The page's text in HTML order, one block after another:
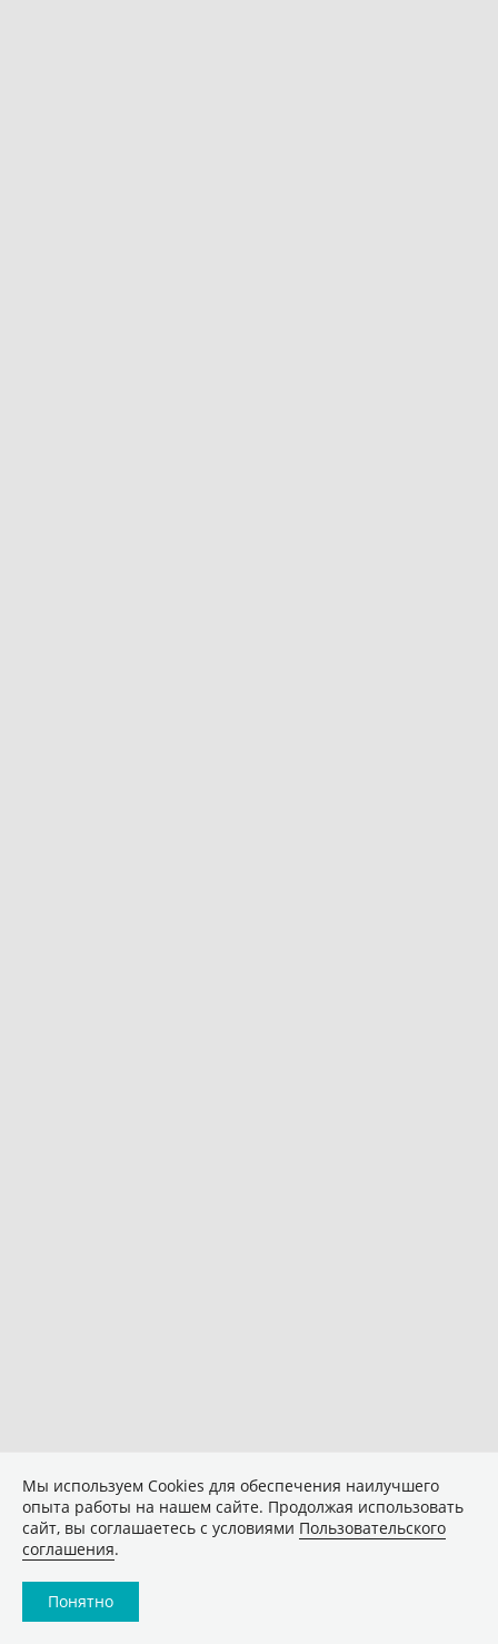
Мы используем Сookies для обеспечения наилучшего
опыта работы на нашем сайте. Продолжая использовать
сайт, вы соглашаетесь с условиями Пользовательского
соглашения.
Понятно